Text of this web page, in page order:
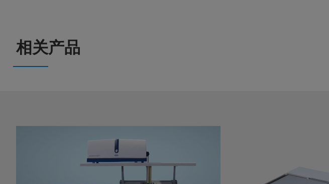
相关产品